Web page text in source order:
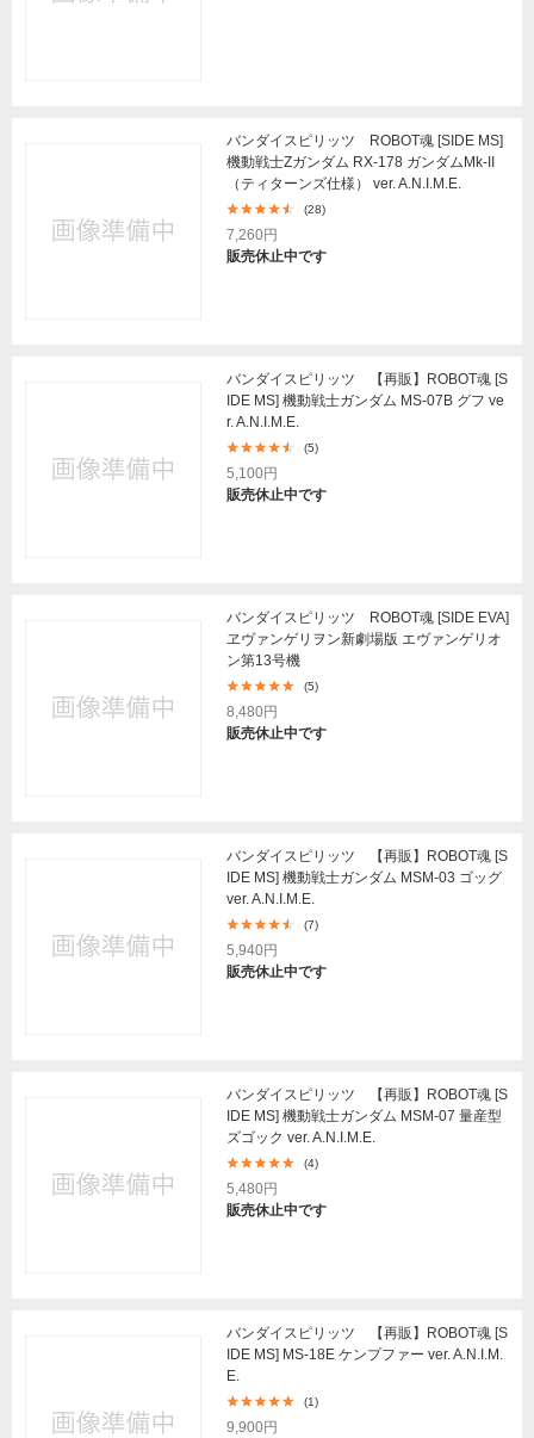
バンダイスピリッツ ROBOT魂 [SIDE MS]
機動戦士Zガンダム RX-178 ガンダムMk-II
（ティターンズ仕様） ver. A.N.I.M.E.
(28)
7,260円
販売休止中です
バンダイスピリッツ 【再販】ROBOT魂 [S
IDE MS] 機動戦士ガンダム MS-07B グフ ve
r. A.N.I.M.E.
(5)
5,100円
販売休止中です
バンダイスピリッツ ROBOT魂 [SIDE EVA]
ヱヴァンゲリヲン新劇場版 エヴァンゲリオ
ン第13号機
(5)
8,480円
販売休止中です
バンダイスピリッツ 【再販】ROBOT魂 [S
IDE MS] 機動戦士ガンダム MSM-03 ゴッグ
ver. A.N.I.M.E.
(7)
5,940円
販売休止中です
バンダイスピリッツ 【再販】ROBOT魂 [S
IDE MS] 機動戦士ガンダム MSM-07 量産型
ズゴック ver. A.N.I.M.E.
(4)
5,480円
販売休止中です
バンダイスピリッツ 【再販】ROBOT魂 [S
IDE MS] MS-18E ケンプファー ver. A.N.I.M.
E.
(1)
9,900円